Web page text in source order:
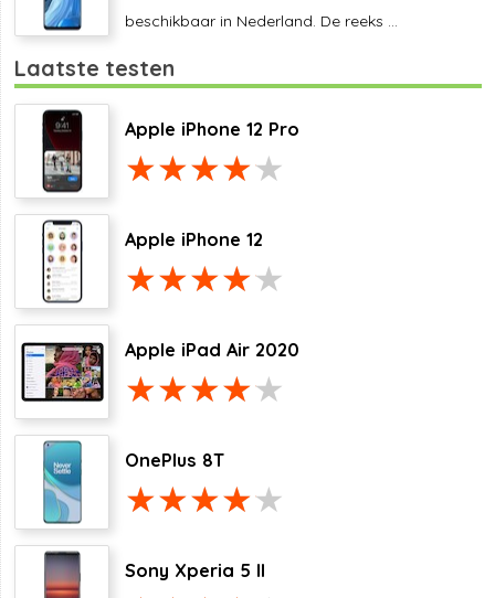
beschikbaar in Nederland. De reeks ...
Laatste testen
Apple iPhone 12 Pro
Apple iPhone 12
Apple iPad Air 2020
OnePlus 8T
Sony Xperia 5 II